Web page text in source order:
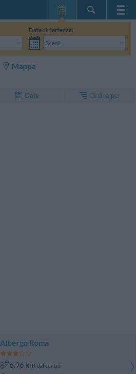
Home Page
Le mie Prenotazioni
InItalia Club
Data di partenza:
Scegli...
Mappa
Date Ordina per
Albergo Roma
6.96 km dal centro